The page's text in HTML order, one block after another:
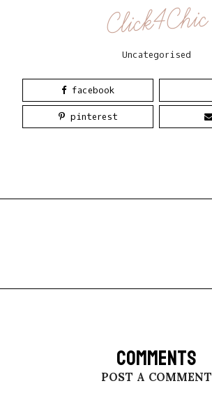
Click4Chic
Uncategorised
facebook
pinterest
COMMENTS
POST A COMMENT